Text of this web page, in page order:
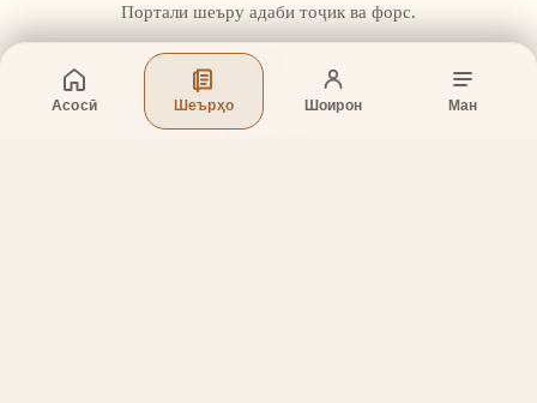
Асосӣ Шеърҳо Шоирон Ман
Портали шеъру адаби тоҷик ва форс.